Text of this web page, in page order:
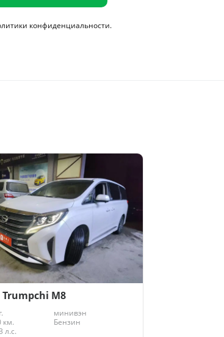
конфиденциальности.
Trumpchi M8
минивэн
км.
Бензин
л.с.